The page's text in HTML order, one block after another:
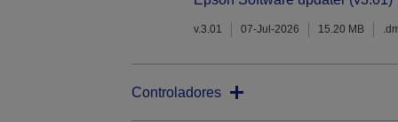
v.3.01 07-Jul-2026 15.20 MB
Controladores